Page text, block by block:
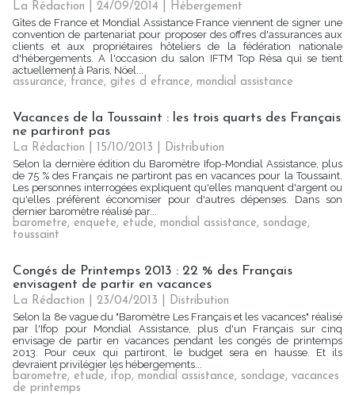
La Rédaction | 24/09/2014
Hébergement
Gîtes de France et Mondial Assistance France viennent de signer une
convention de partenariat pour proposer des offres d'assurances aux
clients et aux propriétaires hôteliers de la fédération nationale
d'hébergements. A l'occasion du salon IFTM Top Résa qui se tient
actuellement à Paris, Nöel...
assurance, france, gites d efrance, mondial assistance
Vacances de la Toussaint : les trois quarts des Français
ne partiront pas
La Rédaction | 15/10/2013
Distribution
Selon la dernière édition du Baromètre Ifop-Mondial Assistance, plus
de 75 % des Français ne partiront pas en vacances pour la Toussaint.
Les personnes interrogées expliquent qu'elles manquent d'argent ou
qu'elles préfèrent économiser pour d'autres dépenses. Dans son
dernier baromètre réalisé par...
barometre, enquete, etude, mondial assistance, sondage,
toussaint
Congés de Printemps 2013 : 22 % des Français
envisagent de partir en vacances
La Rédaction | 23/04/2013
Distribution
Selon la 8e vague du "Baromètre Les Français et les vacances" réalisé
par l'Ifop pour Mondial Assistance, plus d'un Français sur cinq
envisage de partir en vacances pendant les congés de printemps
2013. Pour ceux qui partiront, le budget sera en hausse. Et ils
devraient privilégier les hébergements...
barometre, etude, ifop, mondial assistance, sondage, vacances
de printemps